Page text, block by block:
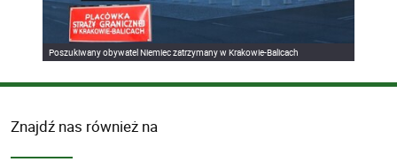
Poszukiwany obywatel Niemiec zatrzymany w Krakowie-Balicach
Znajdź nas również na